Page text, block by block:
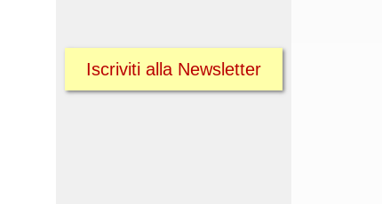
Iscriviti alla Newsletter